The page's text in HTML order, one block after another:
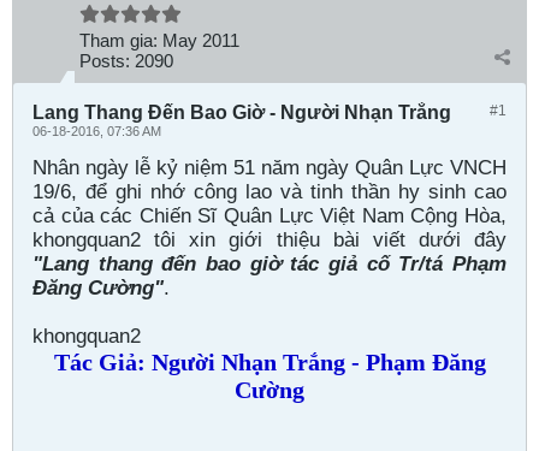
Tham gia: May 2011
Posts: 2090
#1
Lang Thang Đến Bao Giờ - Người Nhạn Trắng
06-18-2016, 07:36 AM
Nhân ngày lễ kỷ niệm 51 năm ngày Quân Lực VNCH
19/6, để ghi nhớ công lao và tinh thần hy sinh cao
cả của các Chiến Sĩ Quân Lực Việt Nam Cộng Hòa,
khongquan2 tôi xin giới thiệu bài viết dưới đây
"Lang thang đến bao giờ tác giả cố Tr/tá Phạm
Đăng Cường".
khongquan2
Tác Giả: Người Nhạn Trắng - Phạm Đăng
Cường